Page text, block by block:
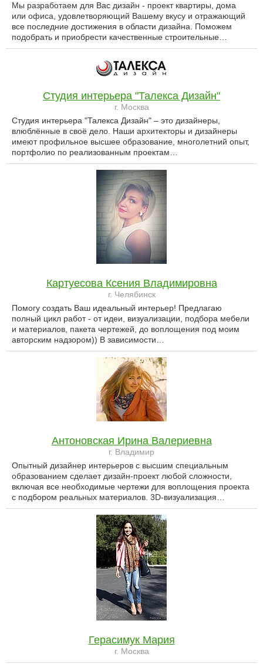
Мы разработаем для Вас дизайн - проект квартиры, дома
или офиса, удовлетворяющий Вашему вкусу и отражающий
все последние достижения в области дизайна. Поможем
подобрать и приобрести качественные строительные…
Студия интерьера "Талекса Дизайн"
г. Москва
Студия интерьера "Талекса Дизайн" – это дизайнеры,
влюблённые в своё дело. Наши архитекторы и дизайнеры
имеют профильное высшее образование, многолетний опыт,
портфолио по реализованным проектам…
Картуесова Ксения Владимировна
г. Челябинск
Помогу создать Ваш идеальный интерьер! Предлагаю
полный цикл работ - от идеи, визуализации, подбора мебели
и материалов, пакета чертежей, до воплощения под моим
авторским надзором)) В зависимости…
Антоновская Ирина Валериевна
г. Владимир
Опытный дизайнер интерьеров с высшим специальным
образованием сделает дизайн-проект любой сложности,
включая все необходимые чертежи для воплощения проекта
с подбором реальных материалов. 3D-визуализация…
Герасимук Мария
г. Москва